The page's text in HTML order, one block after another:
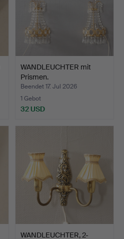
WANDLEUCHTER mit
Prismen.
Beendet 17. Jul 2026
1 Gebot
32 USD
WANDLEUCHTER, 2-